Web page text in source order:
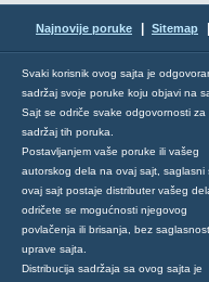
Najnovije poruke Sitemap
Svaki korisnik ovog sajta je
sadržaj svoje poruke koju objavi na
Sajt se odriče svake odgovornosti za
sadržaj tih poruka.
Postavljanjem vaše poruke ili vašeg
autorskog dela na ovaj sajt, saglasni
ovaj sajt postaje distributer vašeg
odričete se mogućnosti njegovog
povlačenja ili brisanja, bez
uprave sajta.
Distribucija sadržaja sa ovog sajta je